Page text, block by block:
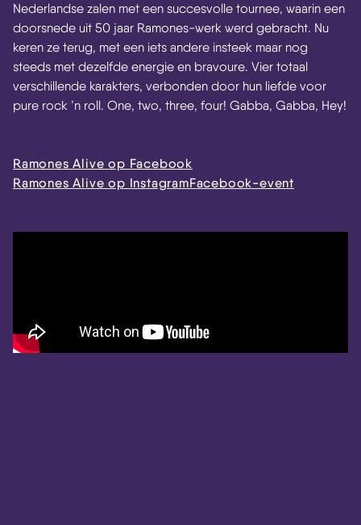
Nederlandse zalen met een succesvolle tournee, waarin een
doorsnede uit 50 jaar Ramones-werk werd gebracht. Nu
keren ze terug, met een iets andere insteek maar nog
steeds met dezelfde energie en bravoure. Vier totaal
verschillende karakters, verbonden door hun liefde voor
pure rock ’n roll. One, two, three, four! Gabba, Gabba, Hey!
Ramones Alive op Facebook
Ramones Alive op InstagramFacebook-event